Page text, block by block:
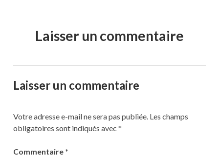
Laisser un commentaire
Laisser un commentaire
Votre adresse e-mail ne sera pas publiée. Les champs
obligatoires sont indiqués avec *
Commentaire *